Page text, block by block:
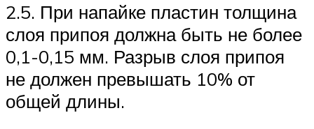
2.5. При напайке пластин толщина
слоя припоя должна быть не более
0,1-0,15 мм. Разрыв слоя припоя
не должен превышать 10% от
общей длины.